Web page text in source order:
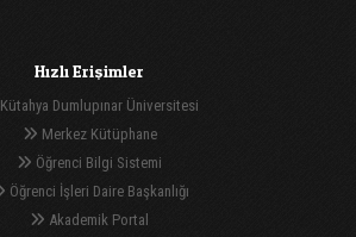
Hızlı Erişimler
Kütahya Dumlupınar Üniversitesi
Merkez Kütüphane
Öğrenci Bilgi Sistemi
Öğrenci İşleri Daire Başkanlığı
Akademik Portal